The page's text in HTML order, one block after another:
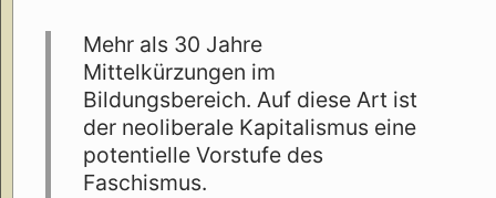
Mehr als 30 Jahre
Mittelkürzungen im
Bildungsbereich. Auf diese Art ist
der neoliberale Kapitalismus eine
potentielle Vorstufe des
Faschismus.